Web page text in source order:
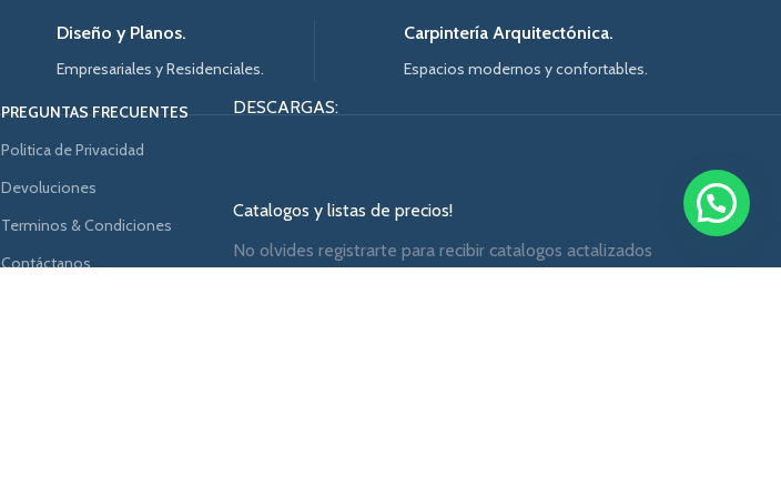
Diseño y Planos.
Empresariales y Residenciales.
Carpintería Arquitectónica.
Espacios modernos y confortables.
PREGUNTAS FRECUENTES
Politica de Privacidad
Devoluciones
Terminos & Condiciones
Contáctanos
DESCARGAS:
Catalogos y listas de precios!
No olvides registrarte para recibir catalogos actalizados